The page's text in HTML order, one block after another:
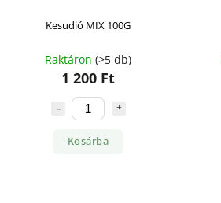
Kesudió MIX 100G
Raktáron (>5 db)
1 200 Ft
Kosárba